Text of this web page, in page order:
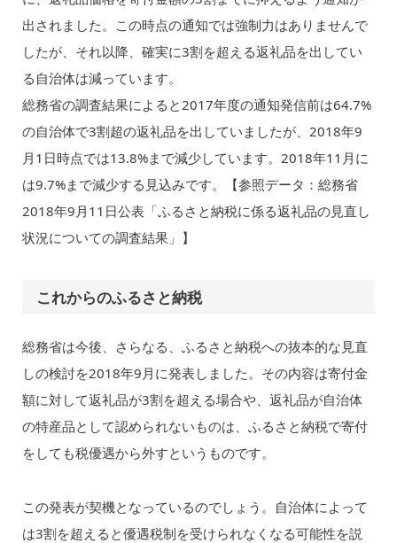
出されました。この時点の通知では強制力はありませんで
したが、それ以降、確実に3割を超える返礼品を出してい
る自治体は減っています。
総務省の調査結果によると2017年度の通知発信前は64.7%
の自治体で3割超の返礼品を出していましたが、2018年9
月1日時点では13.8%まで減少しています。2018年11月に
は9.7%まで減少する見込みです。【参照データ：総務省
2018年9月11日公表「ふるさと納税に係る返礼品の見直し
状況についての調査結果」】
これからのふるさと納税
総務省は今後、さらなる、ふるさと納税への抜本的な見直
しの検討を2018年9月に発表しました。その内容は寄付金
額に対して返礼品が3割を超える場合や、返礼品が自治体
の特産品として認められないものは、ふるさと納税で寄付
をしても税優遇から外すというものです。
この発表が契機となっているのでしょう。自治体によって
は3割を超えると優遇税制を受けられなくなる可能性を説